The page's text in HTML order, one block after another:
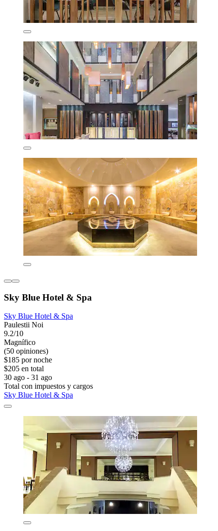
Sky Blue Hotel & Spa
Sky Blue Hotel & Spa
Paulestii Noi
9.2/10
Magnífico
(50 opiniones)
$185 por noche
$205 en total
30 ago - 31 ago
Total con impuestos y cargos
Sky Blue Hotel & Spa